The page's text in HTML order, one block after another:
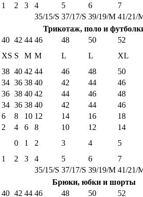
1 2 3 4 5 6
7
35/15/S 37/17/S 39/19/M 41/21/
Трикотаж, поло и
40 42 44 46 48 50
52
XS S M M L L
XL
38 40 42 44 46 48
50
34 36 38 40 42 44
46
36 38 40 42 44 46
48
34 36 38 40 42 44
46
6 8 10 12 14 16
18
2 4 6 8 10 12
14
0 1 2 3 4
5
1 2 3 4 5 6
7
35/15/S 37/17/S 39/19/M 41/21/
Брюки, юбки и шорты
40 42 44 46 48 50 52